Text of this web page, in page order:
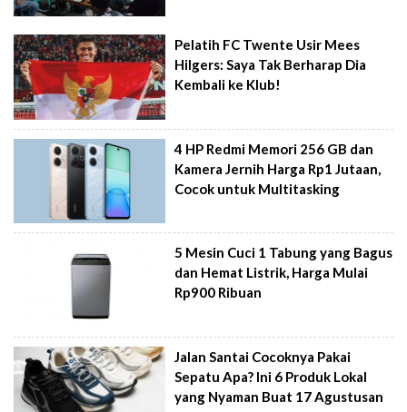
Pelatih FC Twente Usir Mees
Hilgers: Saya Tak Berharap Dia
Kembali ke Klub!
4 HP Redmi Memori 256 GB dan
Kamera Jernih Harga Rp1 Jutaan,
Cocok untuk Multitasking
5 Mesin Cuci 1 Tabung yang Bagus
dan Hemat Listrik, Harga Mulai
Rp900 Ribuan
Jalan Santai Cocoknya Pakai
Sepatu Apa? Ini 6 Produk Lokal
yang Nyaman Buat 17 Agustusan